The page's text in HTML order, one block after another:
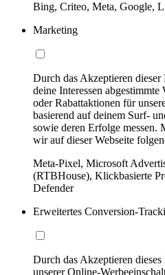
Bing, Criteo, Meta, Google,
Marketing
Durch das Akzeptieren
deine Interessen
oder Rabattaktionen für
basierend auf deinem Surf-
sowie deren Erfolge
wir auf dieser Webseite
Meta-Pixel, Microsoft
(RTBHouse), Klickbasierte
Defender
Erweitertes Conversion-
Durch das Akzeptieren
unserer Online-